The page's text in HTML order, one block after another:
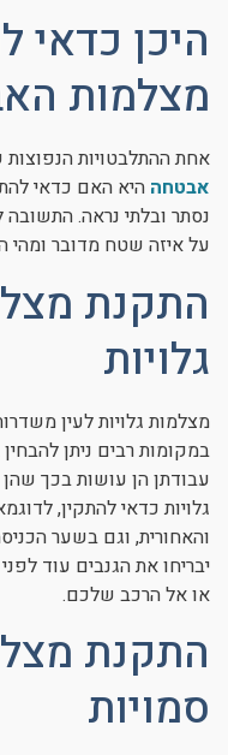
היכן כדאי
מצלמות
אחת ההתלבטויות הנפוצות
אבטחה היא האם כדאי
נסתר ובלתי נראה. התשובה
על איזה שטח מדובר
התקנת
גלויות
מצלמות גלויות לעין
במקומות רבים ניתן
עבודתן הן עושות בכך
גלויות כדאי להתקין,
והאחורית, וגם בשער
יבריחו את הגנבים עוד
או אל הרכב שלכם.
התקנת
סמויות